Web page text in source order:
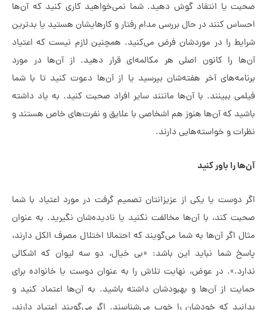
یا انتقاد گوش دهید. شما نمی‌خواهید کاری کنید که آن‌ها
کنند در حال بررسی مدام رفتار و کارهایشان هستید یا بدترین
را در موردشان فرض می‌کنید. همچنین لازم نیست که اعتیاد
را کانون اصلی هر مکالمه‌ای قرار دهید. از آن‌ها در مورد
آخر هفته‌شان بپرسید یا از آن‌ها دعوت کنید تا با شما
ببینند. با آن‌ها ماننند سایر افراد صحبت کنید. به یاد داشته
که آن‌ها هنوز هم اشخاصی با علایق و نفرت‌های خاص هستند و
و خواسته‌هایی دارند.
را باور کنید
دوست یا یکی از عزیزانتان تصمیم گرفت در مورد اعتیاد با شما
کند، با آن‌ها مخالفت نکنید یا نادیده‌شان نگیرید. به عنوان
اگر آن‌ها به شما می‌گویند که احتمالا اختلال مصرف الکل دارند،
شما نباید این باشد: «بی خیال، دو سه لیوان که اشکالی
در عوض، نهایت تلاش را به عنوان دوست یا خانواده برای
از آن‌ها و بهبودشان داشته باشید. به آن‌ها اعتماد کنید و